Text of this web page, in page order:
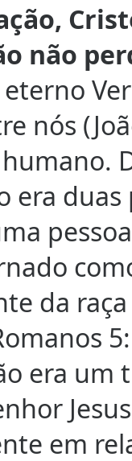
não
nós
era
da
era um
em